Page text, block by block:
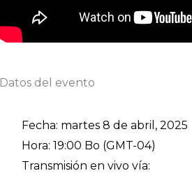
Datos del evento
Fecha: martes 8 de abril, 2025
Hora: 19:00 Bo (GMT-04)
Transmisión en vivo vía: